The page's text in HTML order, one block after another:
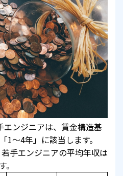
ンジニアは、賃金構造基
1～4年」に該当します。
手エンジニアの平均年収は